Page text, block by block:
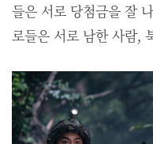
들은 서로 당첨금을 잘
로들은 서로 남한 사람,